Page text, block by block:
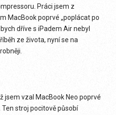
Práci jsem z
MacBook poprvé „poplácat po
dříve s iPadem Air nebyl
ze života, nyní se na
jsem vzal MacBook Neo poprvé
stroj pocitově působí